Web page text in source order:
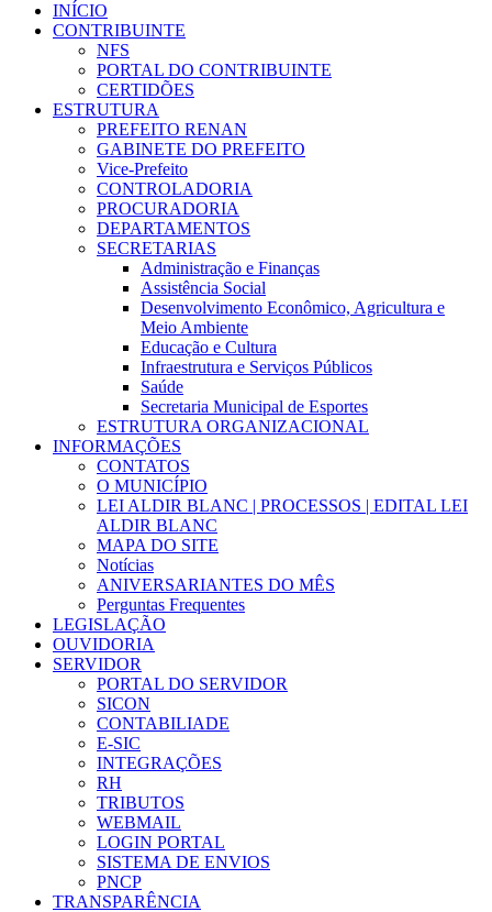
INÍCIO
CONTRIBUINTE
NFS
PORTAL DO CONTRIBUINTE
CERTIDÕES
ESTRUTURA
PREFEITO RENAN
GABINETE DO PREFEITO
Vice-Prefeito
CONTROLADORIA
PROCURADORIA
DEPARTAMENTOS
SECRETARIAS
Administração e Finanças
Assistência Social
Desenvolvimento Econômico, Agricultura e
Meio Ambiente
Educação e Cultura
Infraestrutura e Serviços Públicos
Saúde
Secretaria Municipal de Esportes
ESTRUTURA ORGANIZACIONAL
INFORMAÇÕES
CONTATOS
O MUNICÍPIO
LEI ALDIR BLANC | PROCESSOS | EDITAL LEI
ALDIR BLANC
MAPA DO SITE
Notícias
ANIVERSARIANTES DO MÊS
Perguntas Frequentes
LEGISLAÇÃO
OUVIDORIA
SERVIDOR
PORTAL DO SERVIDOR
SICON
CONTABILIADE
E-SIC
INTEGRAÇÕES
RH
TRIBUTOS
WEBMAIL
LOGIN PORTAL
SISTEMA DE ENVIOS
PNCP
TRANSPARÊNCIA